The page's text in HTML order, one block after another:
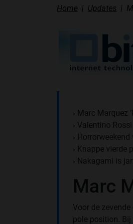
Home Updates
› Marc Marquez
› Valentino
›
› Knappe vierde
› Nakagami is
Marc
Voor de
pole position. Bij